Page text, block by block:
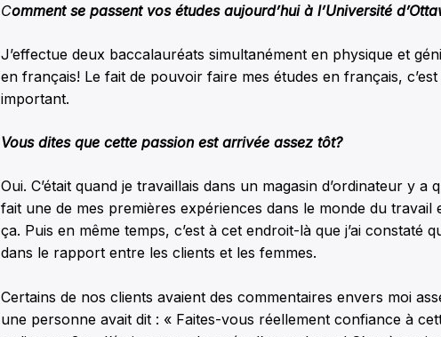
Comment se passent vos études aujourd’hui à l’Université
J’effectue deux baccalauréats simultanément en physique et
en français! Le fait de pouvoir faire mes études en français,
important.
Vous dites que cette passion est arrivée assez tôt?
Oui. C’était quand je travaillais dans un magasin d’ordinateur y a
fait une de mes premières expériences dans le monde du travail
ça. Puis en même temps, c’est à cet endroit-là que j’ai constaté
dans le rapport entre les clients et les femmes.
Certains de nos clients avaient des commentaires envers moi
une personne avait dit : « Faites-vous réellement confiance à